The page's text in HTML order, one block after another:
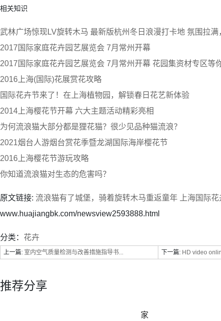
相关知识
武林广场惊现LV旋转木马 最新版杭州冬日浪漫打卡地 氛围拉满
2017国际家庭花卉园艺展览会 7月常州开幕
2017国际家庭花卉园艺展览会 7月常州开幕 花园集资材专区等
2016上海(国际)花展赏花攻略
国际花卉节来了！在上海植物园，解锁春日花艺新体验
2014上海樱花节开幕 六大主题活动精彩亮相
为何流浪猫大部分都是狸花猫？很少见品种猫流浪？
2021烟台人游烟台赏花季暨龙湖国际海岸樱花节
2016上海樱花节游玩攻略
你知道流浪猫对生态的危害吗？
原文链接: 流浪猫有了城堡，骑着旋转木马重返童年 上海国际花
www.huajiangbk.com/newsview2593888.html
分类： 花卉
上一篇: 室内空气质量检测与改善措施指导书... 下一篇: HD video
推荐分享
家